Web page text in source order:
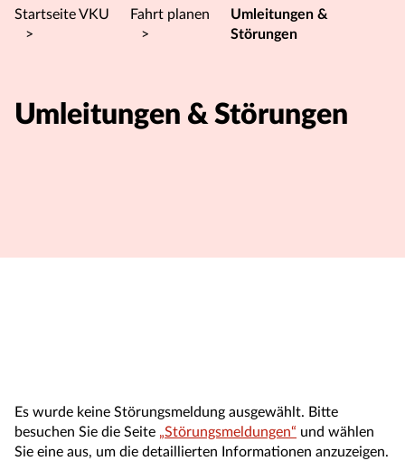
Startseite VKU
>
Fahrt planen
>
Umleitungen &
Störungen
Umleitungen & Störungen
Es wurde keine Störungsmeldung ausgewählt. Bitte
besuchen Sie die Seite „Störungsmeldungen“ und wählen
Sie eine aus, um die detaillierten Informationen anzuzeigen.